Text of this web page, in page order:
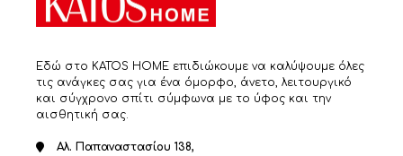
Εδώ στο KATOS HOME επιδιώκουμε να καλύψουμε όλες
τις ανάγκες σας για ένα όμορφο, άνετο, λειτουργικό
και σύγχρονο σπίτι σύμφωνα με το ύφος και την
αισθητική σας.
Αλ. Παπαναστασίου 138,